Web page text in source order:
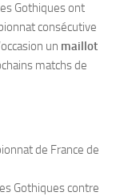
Gothiques ont
consécutive
un maillot
matchs de
de France de
Gothiques contre